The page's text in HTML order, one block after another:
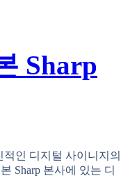
Sharp
인 디지털 사이니지의
Sharp 본사에 있는 디